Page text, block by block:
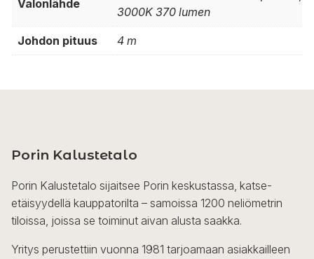
Valonlähde
3000K 370 lumen
Johdon pituus 4 m
Porin Kalustetalo
Porin Kalustetalo sijaitsee Porin keskustassa, katse-
etäisyydellä kauppatorilta – samoissa 1200 neliömetrin
tiloissa, joissa se toiminut aivan alusta saakka.
Yritys perustettiin vuonna 1981 tarjoamaan asiakkailleen